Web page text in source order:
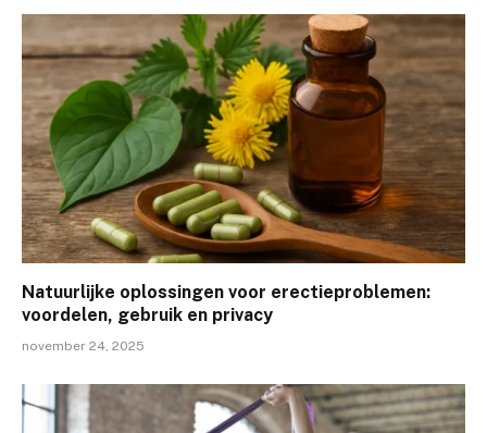
Natuurlijke oplossingen voor erectieproblemen:
voordelen, gebruik en privacy
november 24, 2025